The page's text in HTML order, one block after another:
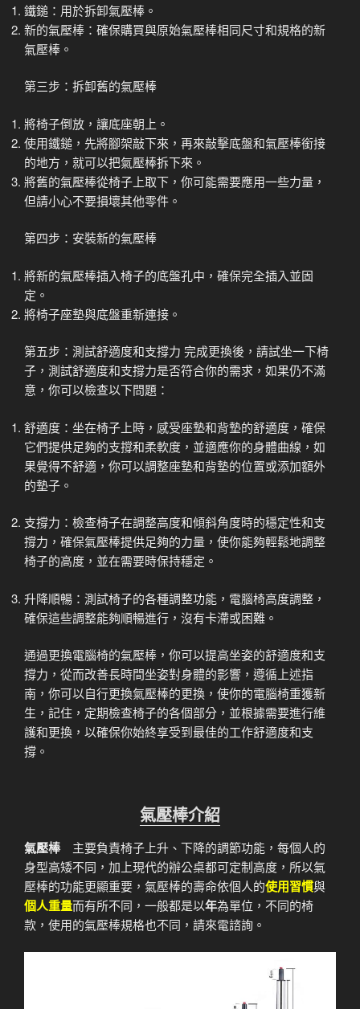
鐵鎚：用於拆卸氣壓棒。
新的氣壓棒：確保購買與原始氣壓棒相同尺寸和規格的新
氣壓棒。
第三步：拆卸舊的氣壓棒
將椅子倒放，讓底座朝上。
使用鐵鎚，先將腳架敲下來，再來敲擊底盤和氣壓棒銜接
的地方，就可以把氣壓棒拆下來。
將舊的氣壓棒從椅子上取下，你可能需要應用一些力量，
但請小心不要損壞其他零件。
第四步：安裝新的氣壓棒
將新的氣壓棒插入椅子的底盤孔中，確保完全插入並固
定。
將椅子座墊與底盤重新連接。
第五步：測試舒適度和支撐力 完成更換後，請試坐一下椅
子，測試舒適度和支撐力是否符合你的需求，如果仍不滿
意，你可以檢查以下問題：
舒適度：坐在椅子上時，感受座墊和背墊的舒適度，確保
它們提供足夠的支撐和柔軟度，並適應你的身體曲線，如
果覺得不舒適，你可以調整座墊和背墊的位置或添加額外
的墊子。
支撐力：檢查椅子在調整高度和傾斜角度時的穩定性和支
撐力，確保氣壓棒提供足夠的力量，使你能夠輕鬆地調整
椅子的高度，並在需要時保持穩定。
升降順暢：測試椅子的各種調整功能，電腦椅高度調整，
確保這些調整能夠順暢進行，沒有卡滯或困難。
通過更換電腦椅的氣壓棒，你可以提高坐姿的舒適度和支
撐力，從而改善長時間坐姿對身體的影響，遵循上述指
南，你可以自行更換氣壓棒的更換，使你的電腦椅重獲新
生，記住，定期檢查椅子的各個部分，並根據需要進行維
護和更換，以確保你始終享受到最佳的工作舒適度和支
撐。
氣壓棒介紹
氣壓棒主要負責椅子上升、下降的調節功能，每個人的
身型高矮不同，加上現代的辦公桌都可定制高度，所以氣
壓棒的功能更顯重要，氣壓棒的壽命依個人的使用習慣與
個人重量而有所不同，一般都是以年為單位，不同的椅
款，使用的氣壓棒規格也不同，請來電諮詢。